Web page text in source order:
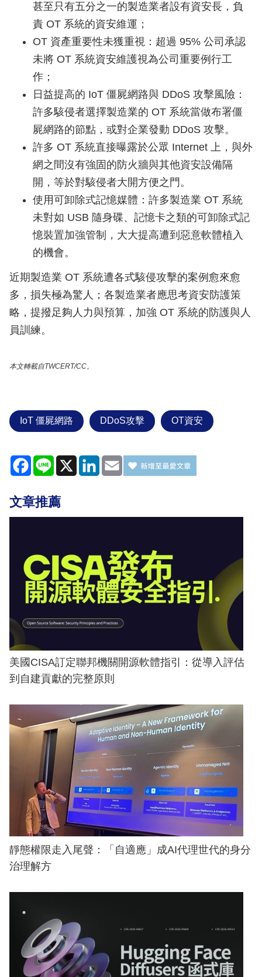
甚至只有五分之一的製造業者設有資安長，負
責 OT 系統的資安維運；
OT 資產重要性未獲重視：超過 95% 公司承認
未將 OT 系統資安維護視為公司重要例行工
作；
日益提高的 IoT 僵屍網路與 DDoS 攻擊風險：
許多駭侵者選擇製造業的 OT 系統當做布署僵
屍網路的節點，或對企業發動 DDoS 攻擊。
許多 OT 系統直接曝露於公眾 Internet 上，與外
網之間沒有強固的防火牆與其他資安設備隔
開，等於對駭侵者大開方便之門。
使用可卸除式記憶媒體：許多製造業 OT 系統
未對如 USB 隨身碟、記憶卡之類的可卸除式記
憶裝置加強管制，大大提高遭到惡意軟體植入
的機會。
近期製造業 OT 系統遭各式駭侵攻擊的案例愈來愈
多，損失極為驚人；各製造業者應思考資安防護策
略，提撥足夠人力與預算，加強 OT 系統的防護與人
員訓練。
本文轉載自TWCERT/CC。
IoT 僵屍網路 DDoS攻擊 OT資安
Facebook
Line X LinkedIn
Email
文章推薦
美國CISA訂定聯邦機關開源軟體指引：從導入評估
到自建貢獻的完整原則
靜態權限走入尾聲：「自適應」成AI代理世代的身分
治理解方